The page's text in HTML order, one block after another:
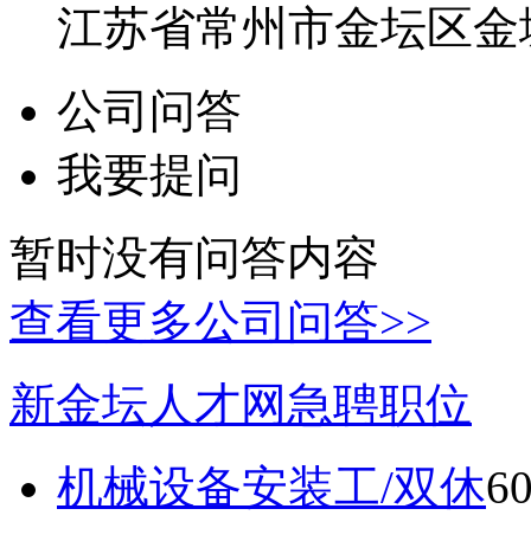
江苏省常州市金坛区
公司问答
我要提问
暂时没有问答内容
查看更多公司问答>>
新金坛人才网急聘职位
机械设备安装工/双休